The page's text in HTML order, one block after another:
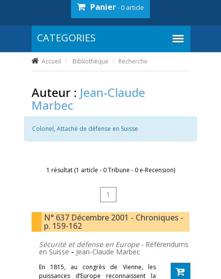
Panier- 0 article
Accueil Bibliothèque Recherche
Auteur : Jean-Claude
Marbec
Colonel, Attaché de défense en Suisse
1 résultat (1 article - 0 Tribune - 0 e-Recension)
1
N° 637 Décembre 2001 - Chroniques -
p. 159-162
Sécurité et défense en Europe- Référendums
en Suisse - Jean-Claude Marbec
En 1815, au congrès de Vienne, les
puissances d’Europe reconnaissent la